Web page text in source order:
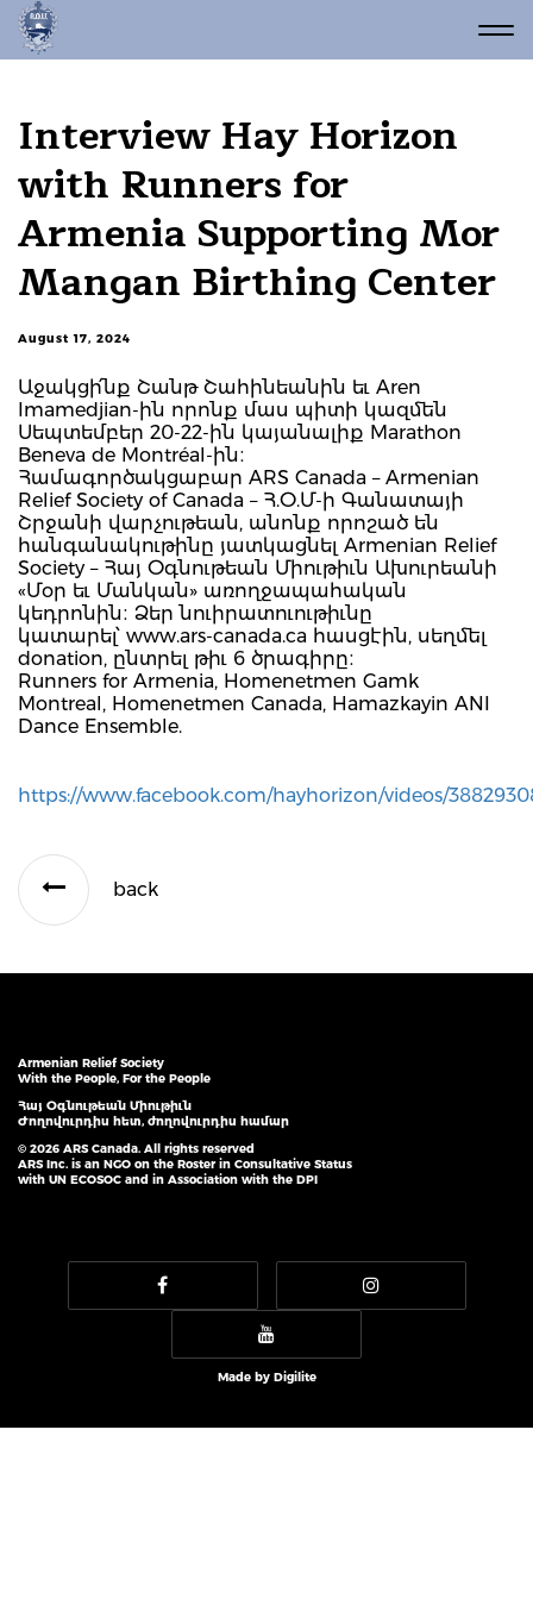
Interview Hay Horizon
with Runners for
Armenia Supporting Mor
Mangan Birthing Center
August 17, 2024
Աջակցի՛նք Շանթ Շահինեանին եւ Aren
Imamedjian-ին որոնք մաս պիտի կազմեն
Սեպտեմբեր 20-22-ին կայանալիք Marathon
Beneva de Montréal-ին։
Համագործակցաբար ARS Canada – Armenian
Relief Society of Canada – Հ.Օ.Մ-ի Գանատայի
Շրջանի վարչութեան, անոնք որոշած են
հանգանակութինը յատկացնել Armenian Relief
Society – Հայ Օգնութեան Միութիւն Ախուրեանի
«Մօր եւ Մանկան» առողջապահական
կեդրոնին։ Ձեր նուիրատուութիւնը
կատարել՝ www.ars-canada.ca հասցէին, սեղմել
donation, ընտրել թիւ 6 ծրագիրը։
Runners for Armenia, Homenetmen Gamk
Montreal, Homenetmen Canada, Hamazkayin ANI
Dance Ensemble.
https://www.facebook.com/hayhorizon/videos/
back
Armenian Relief Society
With the People, For the People
Հայ Օգնութեան Միութիւն
Ժողովուրդիս հետ, ժողովուրդիս համար
© 2026 ARS Canada. All rights reserved
ARS Inc. is an NGO on the Roster in Consultative Status
with UN ECOSOC and in Association with the DPI
Made by Digilite